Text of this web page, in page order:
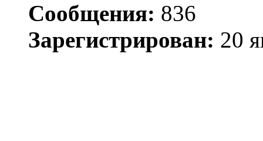
Сообщения: 836
Зарегистрирован: 20